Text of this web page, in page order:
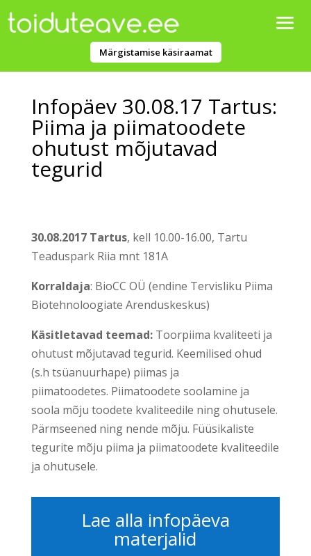
Märgistamise käsiraamat
Infopäev 30.08.17 Tartus:
Piima ja piimatoodete
ohutust mõjutavad
tegurid
30.08.2017 Tartus, kell 10.00-16.00, Tartu
Teaduspark Riia mnt 181A
Korraldaja: BioCC OÜ (endine Tervisliku Piima
Biotehnoloogiate Arenduskeskus)
Käsitletavad teemad: Toorpiima kvaliteeti ja
ohutust mõjutavad tegurid. Keemilised ohud
(s.h tsüanuurhape) piimas ja
piimatoodetes. Piimatoodete soolamine ja
soola mõju toodete kvaliteedile ning ohutusele.
Pärmseened ning nende mõju. Füüsikaliste
tegurite mõju piima ja piimatoodete kvaliteedile
ja ohutusele.
Lae alla infopäeva
materjalid